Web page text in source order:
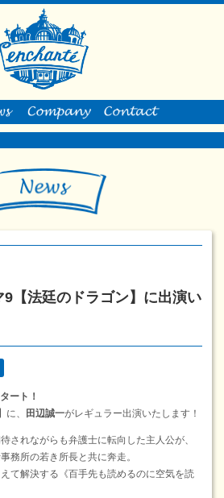
【法廷のドラゴン】に出演い
ート！
に、 田辺誠一がレギュラー出演いたします！
されながらも弁護士に転向した主人公が、
務所の若き所長と共に奔走。
て解決する《百手先も読めるのに空気を読